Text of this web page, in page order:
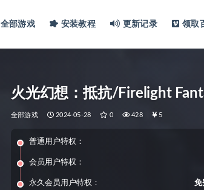
全部游戏 安装教程 更新记录 领取
火光幻想：抵抗/Firelight
全部游戏 2024-05-28 0 428 5
普通用户特权：
会员用户特权：
永久会员用户特权： 免